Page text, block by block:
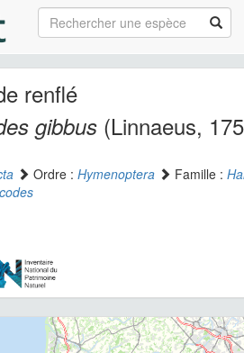
renflé
gibbus (Linnaeus,
Ordre : Hymenoptera Famille :